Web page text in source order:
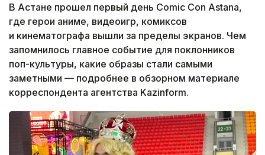
В Астане прошел первый день Comic Con Astana,
где герои аниме, видеоигр, комиксов
и кинематографа вышли за пределы экранов. Чем
запомнилось главное событие для поклонников
поп-культуры, какие образы стали самыми
заметными — подробнее в обзорном материале
корреспондента агентства Kazinform.